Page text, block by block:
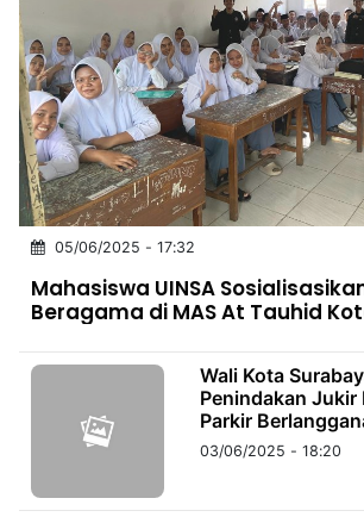
05/06/2025 - 17:32
Mahasiswa UINSA
Beragama di MAS At Tauhid
Wali Kota
Penindakan Jukir
Parkir
Diterapkan
03/06/2025 - 18:20